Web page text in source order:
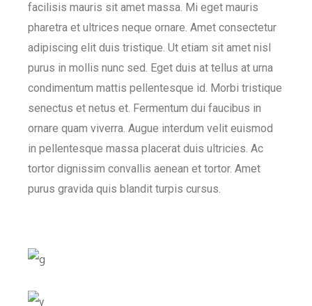
facilisis mauris sit amet massa. Mi eget mauris
pharetra et ultrices neque ornare. Amet consectetur
adipiscing elit duis tristique. Ut etiam sit amet nisl
purus in mollis nunc sed. Eget duis at tellus at urna
condimentum mattis pellentesque id. Morbi tristique
senectus et netus et. Fermentum dui faucibus in
ornare quam viverra. Augue interdum velit euismod
in pellentesque massa placerat duis ultricies. Ac
tortor dignissim convallis aenean et tortor. Amet
purus gravida quis blandit turpis cursus.